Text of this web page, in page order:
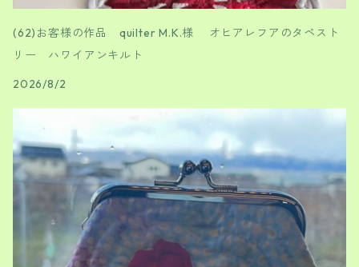
(62)お客様の作品 quilter M.K.様 オヒアレフアのタペスト
リー ハワイアンキルト
2026/8/2